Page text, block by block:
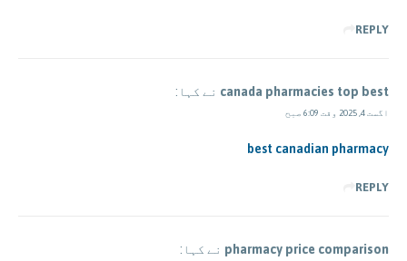
REPLY
canada pharmacies top best نے کہا:
اگست 4, 2025 وقت 6:09 صبح
best canadian pharmacy
REPLY
pharmacy price comparison نے کہا: